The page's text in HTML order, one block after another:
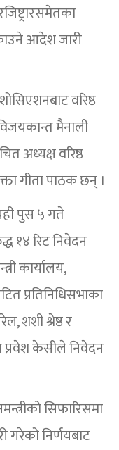
आदेश जारी
वरिष्ठ
मैनाली
अध्यक्ष वरिष्ठ
गीता पाठक छन् ।
यही पुस ५ गते
१४ रिट निवेदन
कार्यालय,
प्रतिनिधिसभाका
शशी श्रेष्ठ र
प्रवेश केसीले निवेदन
सिफारिसमा
गरेको निर्णयबाट